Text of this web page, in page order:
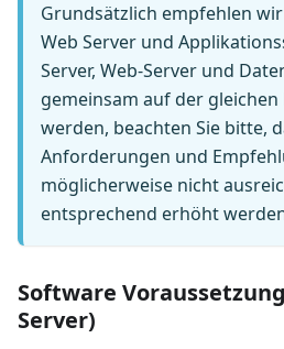
Grundsätzlich empfehlen
Web Server und
Server, Web-Server und
gemeinsam auf der
werden, beachten Sie bitte,
Anforderungen und
möglicherweise nicht
entsprechend erhöht
Software
Server)